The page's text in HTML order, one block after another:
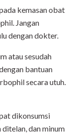
kemasan obat
Jangan
dengan dokter.
atau sesudah
bantuan
secara utuh.
dikonsumsi
dan minum